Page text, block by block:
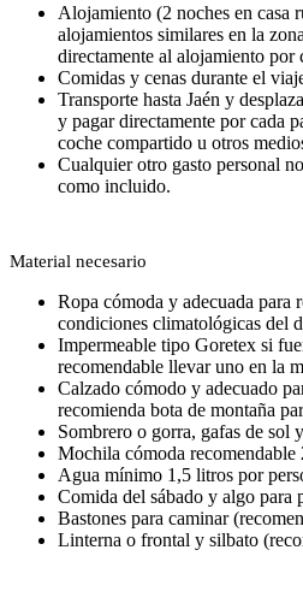
Alojamiento (2 noches en casa
alojamientos similares en la
directamente al alojamiento por
Comidas y cenas durante el
Transporte hasta Jaén y
y pagar directamente por cada
coche compartido u otros
Cualquier otro gasto personal
como incluido.
Material necesario
Ropa cómoda y adecuada para
condiciones climatológicas del
Impermeable tipo Goretex si
recomendable llevar uno en la
Calzado cómodo y adecuado
recomienda bota de montaña
Sombrero o gorra, gafas de sol
Mochila cómoda recomendable
Agua mínimo 1,5 litros por
Comida del sábado y algo para
Bastones para caminar
Linterna o frontal y silbato